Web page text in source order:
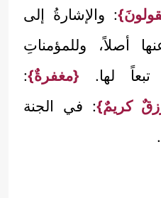
: والإشارةُ إلى
أصلاً، وللمؤمناتِ
تبعاً لها. {مغفرةٌ}:
كريمٌ}: في الجنة